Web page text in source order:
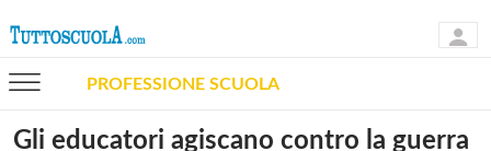
PROFESSIONE SCUOLA
Gli educatori agiscano contro la guerra